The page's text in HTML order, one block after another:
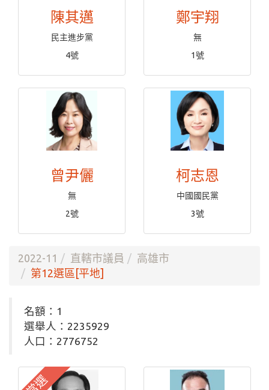
陳其邁
民主進步黨
4號
鄭宇翔
無
1號
曾尹儷
無
2號
柯志恩
中國國民黨
3號
2022-11 直轄市議員
高雄市
第12選區[平地]
名額：1
選舉人：2235929
人口：2776752